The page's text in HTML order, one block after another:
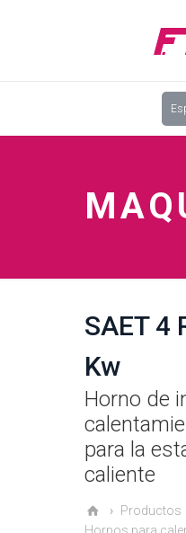
SAET 4
Kw
Horno de
para la
caliente
Productos